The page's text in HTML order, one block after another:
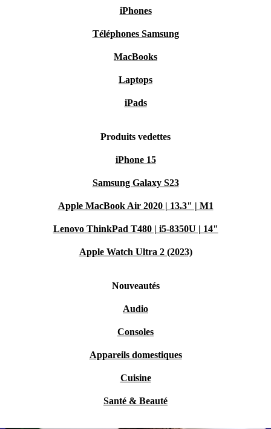
iPhones
Téléphones Samsung
MacBooks
Laptops
iPads
Produits vedettes
iPhone 15
Samsung Galaxy S23
Apple MacBook Air 2020 | 13.3" | M1
Lenovo ThinkPad T480 | i5-8350U | 14"
Apple Watch Ultra 2 (2023)
Nouveautés
Audio
Consoles
Appareils domestiques
Cuisine
Santé & Beauté